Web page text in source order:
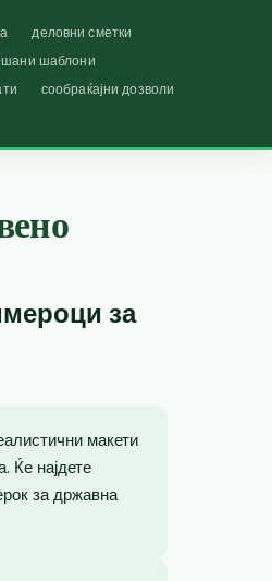
деловни сметки
шаблони
сообраќајни дозволи
за
макети
Ќе најдете
за државна